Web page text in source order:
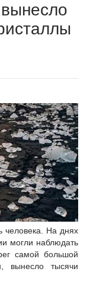
человека. На днях
могли наблюдать
самой большой
вынесло тысячи